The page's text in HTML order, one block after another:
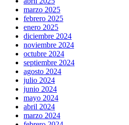
marzo 2025
febrero 2025
enero 2025
diciembre 2024
noviembre 2024
octubre 2024
septiembre 2024
agosto 2024
julio 2024
junio 2024
mayo 2024
abril 2024
marzo 2024